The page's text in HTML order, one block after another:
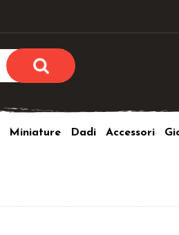
utente e la password e poi
Password:
Miniature Dadi Accessori